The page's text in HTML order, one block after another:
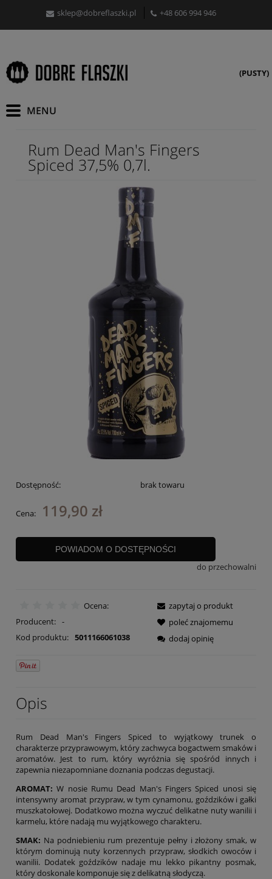
sklep@dobreflaszki.pl +48 606 994 946
(PUSTY)
Rum Dead Man's Fingers
Spiced 37,5% 0,7l.
Dostępność: brak towaru
Cena: 119,90 zł
POWIADOM O DOSTĘPNOŚCI
do przechowalni
Ocena:
Producent: -
Kod produktu: 5011166061038
zapytaj o produkt
poleć znajomemu
dodaj opinię
Opis
Rum Dead Man's Fingers Spiced to wyjątkowy trunek o
charakterze przyprawowym, który zachwyca bogactwem smaków i
aromatów. Jest to rum, który wyróżnia się spośród innych i
zapewnia niezapomniane doznania podczas degustacji.
AROMAT: W nosie Rumu Dead Man's Fingers Spiced unosi się
intensywny aromat przypraw, w tym cynamonu, goździków i gałki
muszkatołowej. Dodatkowo można wyczuć delikatne nuty wanilii i
karmelu, które nadają mu wyjątkowego charakteru.
SMAK: Na podniebieniu rum prezentuje pełny i złożony smak, w
którym dominują nuty korzennych przypraw, słodkich owoców i
wanilii. Dodatek goździków nadaje mu lekko pikantny posmak,
który doskonale komponuje się z delikatną słodyczą.